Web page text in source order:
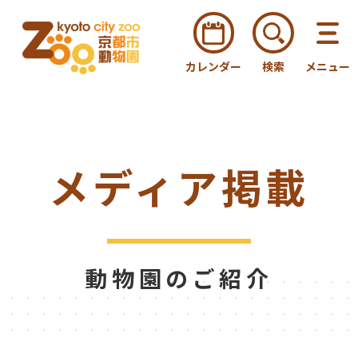
カレンダー 検索 メニュー
メディア掲載
動物園のご紹介